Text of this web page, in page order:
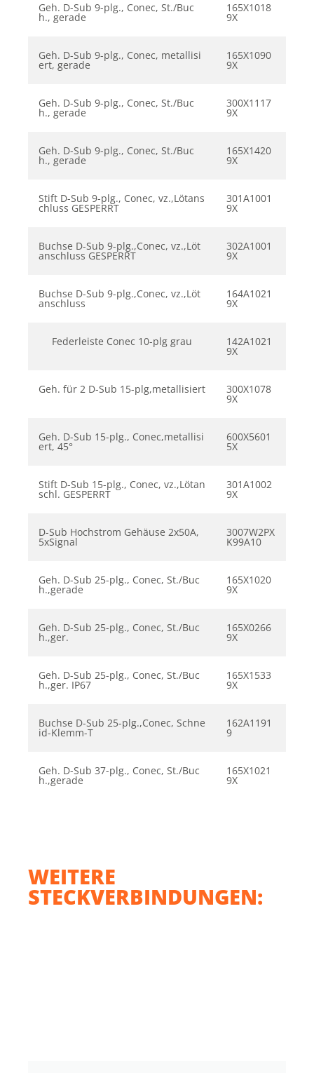
Geh. D-Sub 9-plg., Conec, St./Buc
h., gerade
165X1018
9X
Geh. D-Sub 9-plg., Conec, metallisi
ert, gerade
165X1090
9X
Geh. D-Sub 9-plg., Conec, St./Buc
h., gerade
300X1117
9X
Geh. D-Sub 9-plg., Conec, St./Buc
h., gerade
165X1420
9X
Stift D-Sub 9-plg., Conec, vz.,Lötans
chluss GESPERRT
301A1001
9X
Buchse D-Sub 9-plg.,Conec, vz.,Löt
anschluss GESPERRT
302A1001
9X
Buchse D-Sub 9-plg.,Conec, vz.,Löt
anschluss
164A1021
9X
Federleiste Conec 10-plg grau 142A1021
9X
Geh. für 2 D-Sub 15-plg,metallisiert 300X1078
9X
Geh. D-Sub 15-plg., Conec,metallisi
ert, 45°
600X5601
5X
Stift D-Sub 15-plg., Conec, vz.,Lötan
schl. GESPERRT
301A1002
9X
D-Sub Hochstrom Gehäuse 2x50A,
5xSignal
3007W2PX
K99A10
Geh. D-Sub 25-plg., Conec, St./Buc
h.,gerade
165X1020
9X
Geh. D-Sub 25-plg., Conec, St./Buc
h.,ger.
165X0266
9X
Geh. D-Sub 25-plg., Conec, St./Buc
h.,ger. IP67
165X1533
9X
Buchse D-Sub 25-plg.,Conec, Schne
id-Klemm-T
162A1191
9
Geh. D-Sub 37-plg., Conec, St./Buc
h.,gerade
165X1021
9X
WEITERE
STECKVERBINDUNGEN: